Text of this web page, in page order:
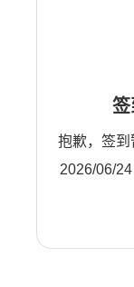
签
抱歉，签
2026/06/